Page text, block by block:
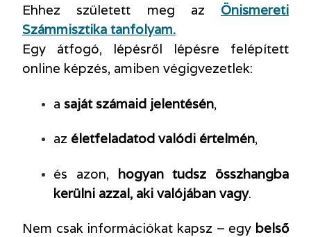
Ehhez született meg az Önismereti
Számmisztika tanfolyam.
Egy átfogó, lépésről lépésre felépített
online képzés, amiben végigvezetlek:
a saját számaid jelentésén,
az életfeladatod valódi értelmén,
és azon, hogyan tudsz összhangba
kerülni azzal, aki valójában vagy.
Nem csak információkat kapsz – egy belső